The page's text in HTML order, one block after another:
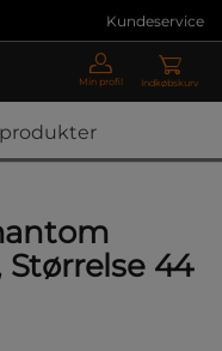
Kundeservice
Min profil Indkøbskurv
Størrelse 44